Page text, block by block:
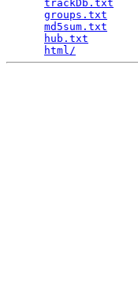
trackDb.txt
groups.txt
md5sum.txt
hub.txt
html/